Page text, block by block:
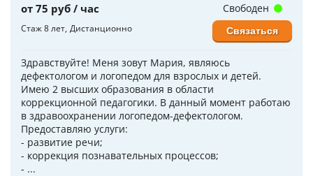
от 75 руб / час
Стаж 8 лет Дистанционно
Здравствуйте! Меня зовут Мария, являюсь
дефектологом и логопедом для взрослых и детей.
Имею 2 высших образования в области
коррекционной педагогики. В данный момент работаю
в здравоохранении логопедом-дефектологом.
Предоставляю услуги:
- развитие речи;
- коррекция познавательных процессов;
- ...
Свободен
Связаться